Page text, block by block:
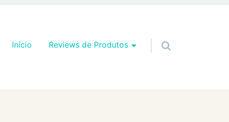
Pular para o conteúdo
Início Reviews de Produtos